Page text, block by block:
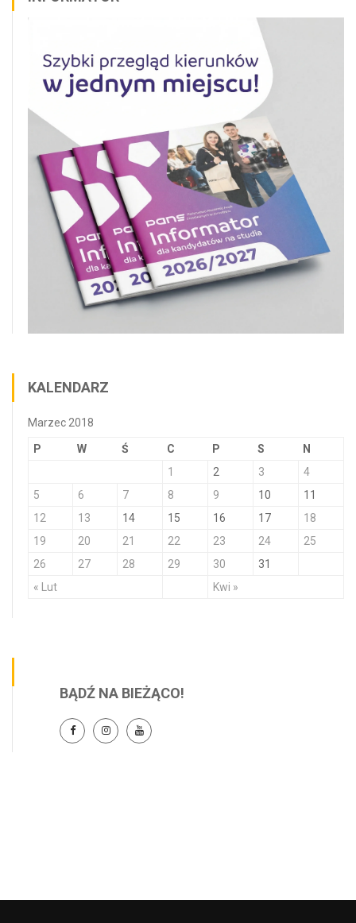
KALENDARZ
Marzec 2018
P W Ś C P S N
« Lut Kwi »
1 2 3
4
5
6 7 8 9 10
11
12
13 14 15 16 17
18
19
20 21 22 23 24
25
26
27 28 29 30 31
BĄDŹ NA BIEŻĄCO!